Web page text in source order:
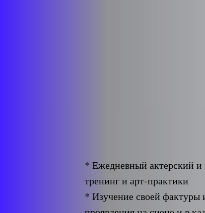
* Ежедневный актерский
тренинг и арт-практики
* Изучение своей фактуры